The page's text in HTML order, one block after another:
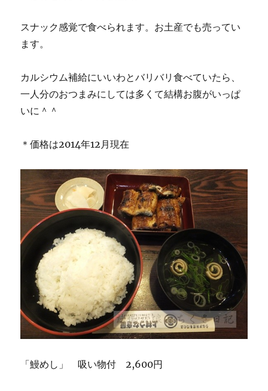
スナック感覚で食べられます。お土産でも売ってい
ます。
カルシウム補給にいいわとバリバリ食べていたら、
一人分のおつまみにしては多くて結構お腹がいっぱ
いに＾＾
＊価格は2014年12月現在
「鰻めし」 吸い物付 2,600円